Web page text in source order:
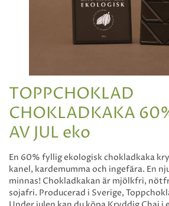
TOPPCHOKLAD
CHOKLADKAKA
AV JUL eko
En 60% fyllig ekologisk chokladkaka
kanel, kardemumma och ingefära. En
minnas! Chokladkakan är mjölkfri,
sojafri. Producerad i Sverige,